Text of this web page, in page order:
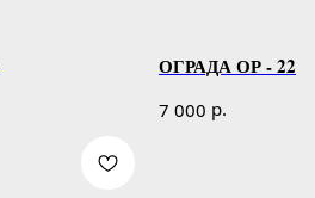
ОГРАДА ОР - 22
7 000 р.